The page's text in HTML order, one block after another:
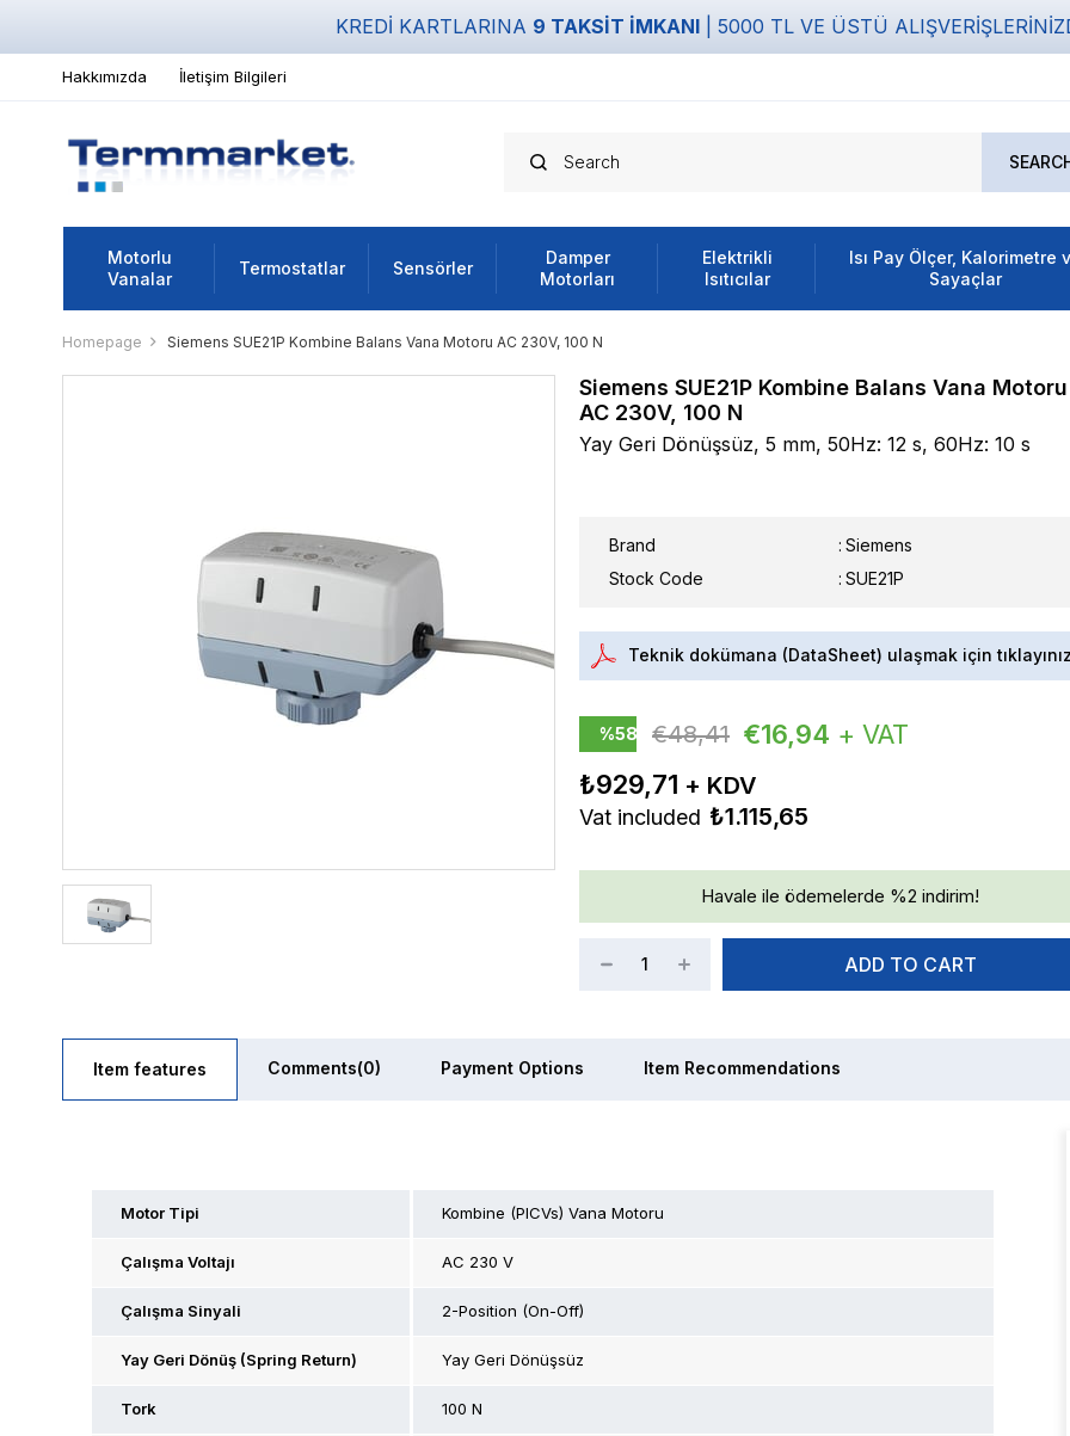
KREDİ KARTLARINA 9 TAKSİT İMKANI | 5000 TL VE ÜSTÜ
Hakkımızda İletişim Bilgileri
Motorlu
Vanalar
Termostatlar Sensörler
Damper
Motorları
Elektrikli
Isıtıcılar
Isı Pay Ölçer, Kalorimetre
Sayaçlar
Homepage Siemens SUE21P Kombine Balans Vana Motoru AC 230V, 100 N
Siemens SUE21P Kombine Balans Vana Motoru
AC 230V, 100 N
Yay Geri Dönüşsüz, 5 mm, 50Hz: 12 s, 60Hz: 10 s
Brand : Siemens
Stock Code
SUE21P
Teknik dokümana (DataSheet) ulaşmak için tıklayınız
%58
€48,41 €16,94 + VAT
₺929,71
Vat included ₺1.115,65
Havale ile ödemelerde %2 indirim!
Item features Comments(0) Payment Options Item Recommendations
Motor Tipi Kombine (PICVs) Vana Motoru
Çalışma Voltajı AC 230 V
Çalışma Sinyali 2-Position (On-Off)
Yay Geri Dönüş (Spring Return) Yay Geri Dönüşsüz
Tork 100 N